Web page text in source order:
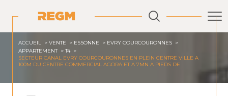
ACCUEIL VENTE ESSONNE
EVRY COURCOURONNES
APPARTEMENT
T4
SECTEUR CANAL EVRY COURCOURONNES EN PLEIN CENTRE VILLE A
100M DU CENTRE COMMERCIAL AGORA ET A 7MN A PIEDS DE